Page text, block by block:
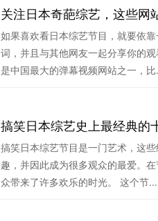
关注日本奇葩综艺，这些网
如果喜欢看日本综艺节目，就要依
词，并且与其他网友一起分享你的
是中国最大的弹幕视频网站之一，比
搞笑日本综艺史上最经典的
搞笑日本综艺节目是一门艺术，这
趣，并因此成为很多观众的最爱。
众带来了许多欢乐的时光。 这个节...